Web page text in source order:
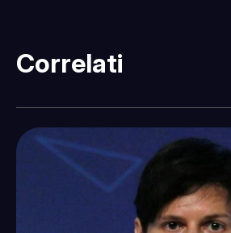
Correlati